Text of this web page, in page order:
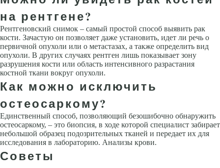
на рентгене?
Рентгеновский снимок – самый простой способ выявить рак
кости. Зачастую он позволяет даже установить, идет ли речь о
первичной опухоли или о метастазах, а также определить вид
опухоли. В других случаях рентген лишь показывает зону
разрушения кости или область интенсивного разрастания
костной ткани вокруг опухоли.
Как можно исключить
остеосаркому?
Единственный способ, позволяющий безошибочно обнаружить
остеосаркому, – это биопсия, в ходе которой специалист забирает
небольшой образец подозрительных тканей и передает их для
исследования в лабораторию. Анализы крови.
Советы